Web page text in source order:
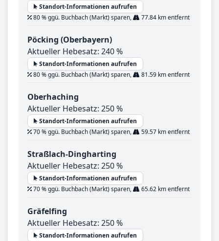
Standort-Informationen aufrufen
80 % ggü. Buchbach (Markt) sparen,
77.84 km entfernt
Pöcking (Oberbayern)
Aktueller Hebesatz: 240 %
Standort-Informationen aufrufen
80 % ggü. Buchbach (Markt) sparen,
81.59 km entfernt
Oberhaching
Aktueller Hebesatz: 250 %
Standort-Informationen aufrufen
70 % ggü. Buchbach (Markt) sparen,
59.57 km entfernt
Straßlach-Dingharting
Aktueller Hebesatz: 250 %
Standort-Informationen aufrufen
70 % ggü. Buchbach (Markt) sparen,
65.62 km entfernt
Gräfelfing
Aktueller Hebesatz: 250 %
Standort-Informationen aufrufen